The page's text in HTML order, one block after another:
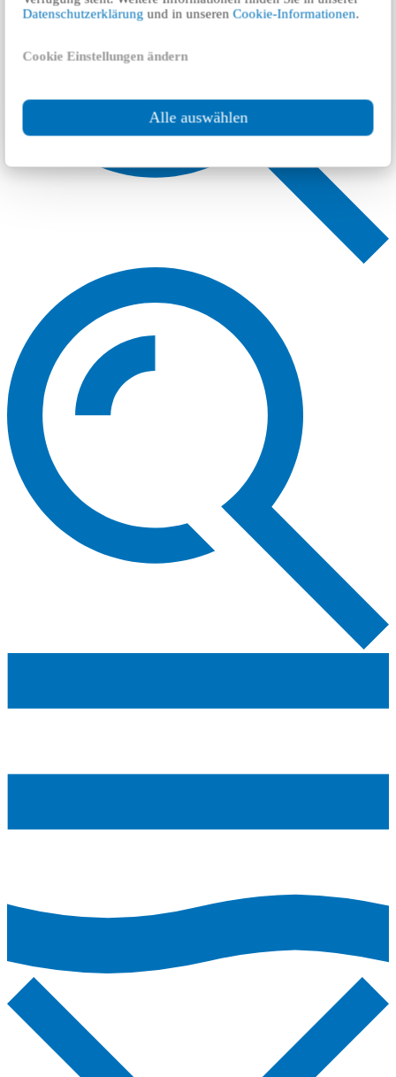
Datenschutzerklärung und in unserenCookie-Informationen.
Cookie Einstellungen ändern
Alle auswählen